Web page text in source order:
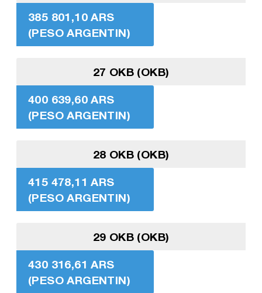
385 801,10 ARS
(PESO ARGENTIN)
27 OKB (OKB)
400 639,60 ARS
(PESO ARGENTIN)
28 OKB (OKB)
415 478,11 ARS
(PESO ARGENTIN)
29 OKB (OKB)
430 316,61 ARS
(PESO ARGENTIN)